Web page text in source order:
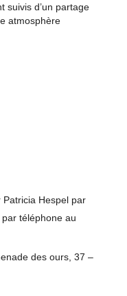
suivis d’un partage
atmosphère
Hespel par
téléphone au
des ours, 37 –